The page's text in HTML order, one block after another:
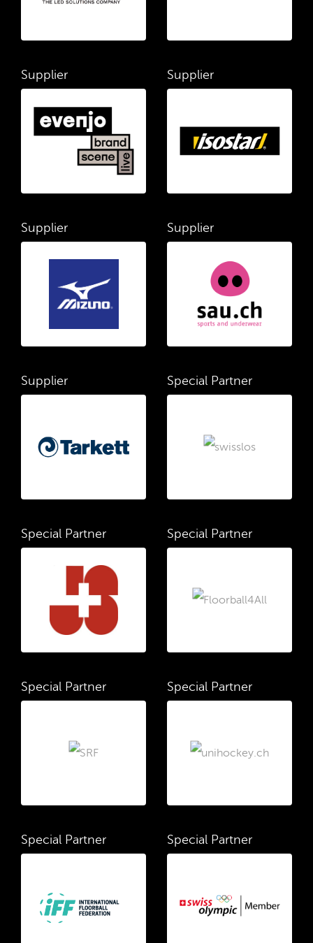
Supplier Supplier
Supplier Supplier
Supplier Special Partner
Special Partner Special Partner
Special Partner Special Partner
Special Partner Special Partner